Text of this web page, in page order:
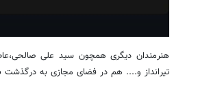
هنرمندان دیگری همچون سید علی
تیرانداز و.... هم در فضای مجازی به درگذشت